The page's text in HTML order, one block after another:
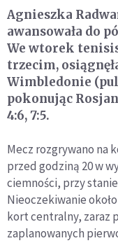
Agnieszka
awansowała do
We wtorek
trzecim,
Wimbledonie
pokonując
4:6, 7:5.
Mecz rozgrywano na
przed godziną 20 w
ciemności, przy
Nieoczekiwanie
kort centralny, zaraz
zaplanowanych